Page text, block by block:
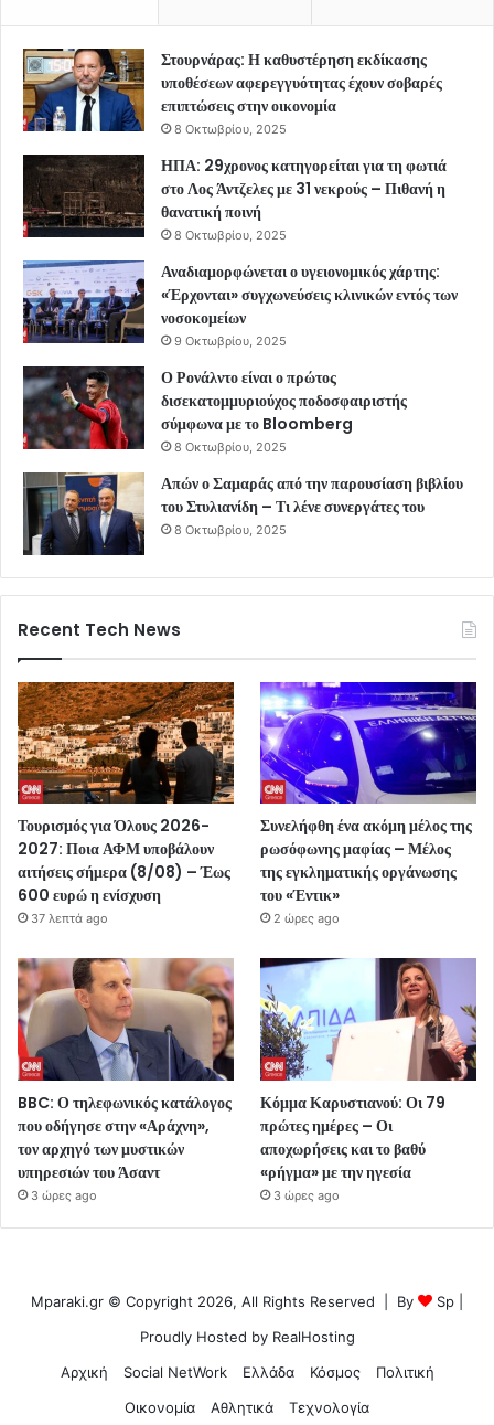
Στουρνάρας: Η καθυστέρηση εκδίκασης
υποθέσεων αφερεγγυότητας έχουν σοβαρές
επιπτώσεις στην οικονομία
8 Οκτωβρίου, 2025
ΗΠΑ: 29χρονος κατηγορείται για τη φωτιά
στο Λος Άντζελες με 31 νεκρούς – Πιθανή η
θανατική ποινή
8 Οκτωβρίου, 2025
Αναδιαμορφώνεται ο υγειονομικός χάρτης:
«Έρχονται» συγχωνεύσεις κλινικών εντός των
νοσοκομείων
9 Οκτωβρίου, 2025
Ο Ρονάλντο είναι ο πρώτος
δισεκατομμυριούχος ποδοσφαιριστής
σύμφωνα με το Bloomberg
8 Οκτωβρίου, 2025
Απών ο Σαμαράς από την παρουσίαση βιβλίου
του Στυλιανίδη – Τι λένε συνεργάτες του
8 Οκτωβρίου, 2025
Recent Tech News
Τουρισμός για Όλους 2026-
2027: Ποια ΑΦΜ υποβάλουν
αιτήσεις σήμερα (8/08) – Έως
600 ευρώ η ενίσχυση
37 λεπτά ago
Συνελήφθη ένα ακόμη μέλος της
ρωσόφωνης μαφίας – Μέλος
της εγκληματικής οργάνωσης
του «Έντικ»
2 ώρες ago
BBC: Ο τηλεφωνικός κατάλογος
που οδήγησε στην «Αράχνη»,
τον αρχηγό των μυστικών
υπηρεσιών του Άσαντ
3 ώρες ago
Κόμμα Καρυστιανού: Οι 79
πρώτες ημέρες – Οι
αποχωρήσεις και το βαθύ
«ρήγμα» με την ηγεσία
3 ώρες ago
Mparaki.gr © Copyright 2026, All Rights Reserved | By Sp
Proudly Hosted by RealHosting
Αρχική
Social NetWork Ελλάδα Κόσμος
Πολιτική
Οικονομία
Αθλητικά Τεχνολογία